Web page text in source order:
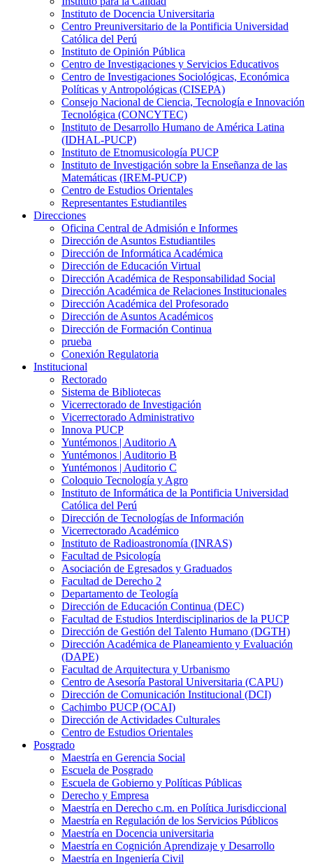
Instituto de Docencia Universitaria
Centro Preuniversitario de la Pontificia Universidad
Católica del Perú
Instituto de Opinión Pública
Centro de Investigaciones y Servicios Educativos
Centro de Investigaciones Sociológicas, Económica
Políticas y Antropológicas (CISEPA)
Consejo Nacional de Ciencia, Tecnología e Innovación
Tecnológica (CONCYTEC)
Instituto de Desarrollo Humano de América Latina
(IDHAL-PUCP)
Instituto de Etnomusicología PUCP
Instituto de Investigación sobre la Enseñanza de las
Matemáticas (IREM-PUCP)
Centro de Estudios Orientales
Representantes Estudiantiles
Direcciones
Oficina Central de Admisión e Informes
Dirección de Asuntos Estudiantiles
Dirección de Informática Académica
Dirección de Educación Virtual
Dirección Académica de Responsabilidad Social
Dirección Académica de Relaciones Institucionales
Dirección Académica del Profesorado
Dirección de Asuntos Académicos
Dirección de Formación Continua
prueba
Conexión Regulatoria
Institucional
Rectorado
Sistema de Bibliotecas
Vicerrectorado de Investigación
Vicerrectorado Administrativo
Innova PUCP
Yuntémonos | Auditorio A
Yuntémonos | Auditorio B
Yuntémonos | Auditorio C
Coloquio Tecnología y Agro
Instituto de Informática de la Pontificia Universidad
Católica del Perú
Dirección de Tecnologías de Información
Vicerrectorado Académico
Instituto de Radioastronomía (INRAS)
Facultad de Psicología
Asociación de Egresados y Graduados
Facultad de Derecho 2
Departamento de Teología
Dirección de Educación Continua (DEC)
Facultad de Estudios Interdisciplinarios de la PUCP
Dirección de Gestión del Talento Humano (DGTH)
Dirección Académica de Planeamiento y Evaluación
(DAPE)
Facultad de Arquitectura y Urbanismo
Centro de Asesoría Pastoral Universitaria (CAPU)
Dirección de Comunicación Institucional (DCI)
Cachimbo PUCP (OCAI)
Dirección de Actividades Culturales
Centro de Estudios Orientales
Posgrado
Maestría en Gerencia Social
Escuela de Posgrado
Escuela de Gobierno y Políticas Públicas
Derecho y Empresa
Maestría en Derecho c.m. en Política Jurisdiccional
Maestría en Regulación de los Servicios Públicos
Maestría en Docencia universitaria
Maestría en Cognición Aprendizaje y Desarrollo
Maestría en Ingeniería Civil